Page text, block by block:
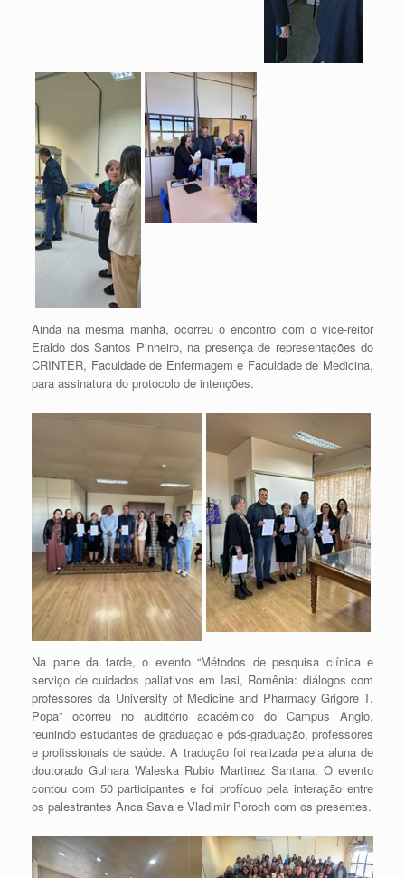
Ainda na mesma manhã, ocorreu o encontro com o vice-reitor
Eraldo dos Santos Pinheiro, na presença de representações do
CRINTER, Faculdade de Enfermagem e Faculdade de Medicina,
para assinatura do protocolo de intenções.
Na parte da tarde, o evento “Métodos de pesquisa clínica e
serviço de cuidados paliativos em Iasi, Romênia: diálogos com
professores da University of Medicine and Pharmacy Grigore T.
Popa” ocorreu no auditório acadêmico do Campus Anglo,
reunindo estudantes de graduaçao e pós-graduação, professores
e profissionais de saúde. A tradução foi realizada pela aluna de
doutorado Gulnara Waleska Rubio Martinez Santana. O evento
contou com 50 participantes e foi profícuo pela interação entre
os palestrantes Anca Sava e Vladimir Poroch com os presentes.